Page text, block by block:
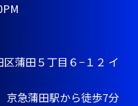
蒲田５丁目６−１２ イ
京急蒲田駅から徒歩7分